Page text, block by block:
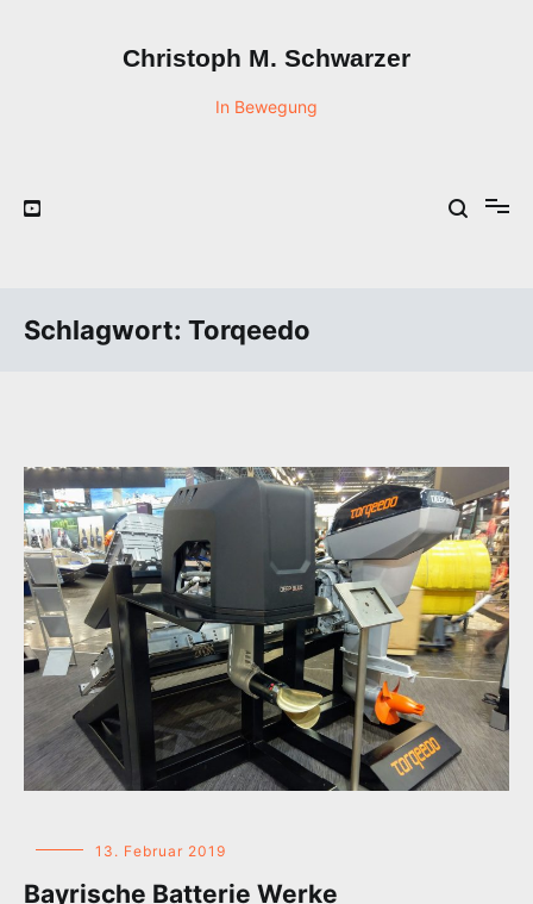
Christoph M. Schwarzer
In Bewegung
Schlagwort: Torqeedo
13. Februar 2019
Bayrische Batterie Werke